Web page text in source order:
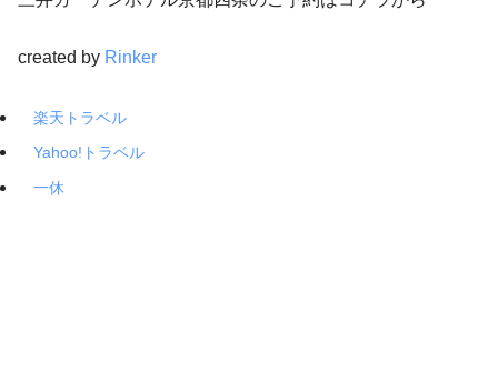
created by Rinker
楽天トラベル
Yahoo!トラベル
一休